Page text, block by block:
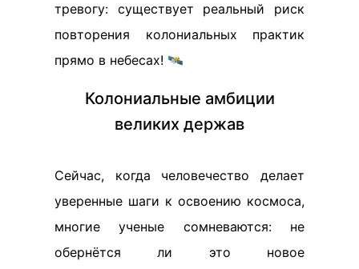
тревогу: существует реальный риск
повторения колониальных практик
прямо в небесах! 🛰️
Колониальные амбиции
великих держав
Сейчас, когда человечество делает
уверенные шаги к освоению космоса,
многие ученые сомневаются: не
обернётся ли это новое